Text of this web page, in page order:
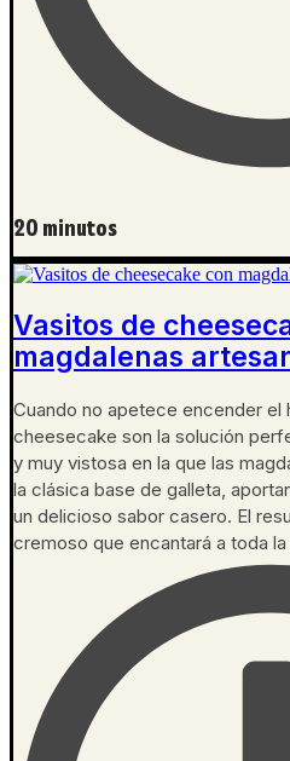
20 minutos
Vasitos de
magdalenas
Cuando no apetece encender el
cheesecake son la solución
y muy vistosa en la que las
la clásica base de galleta,
un delicioso sabor casero. El
cremoso que encantará a toda la